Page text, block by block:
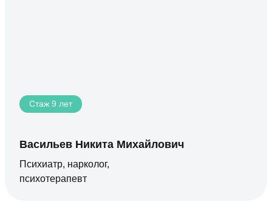
Стаж 9 лет
Васильев Никита Михайлович
Психиатр, нарколог,
психотерапевт